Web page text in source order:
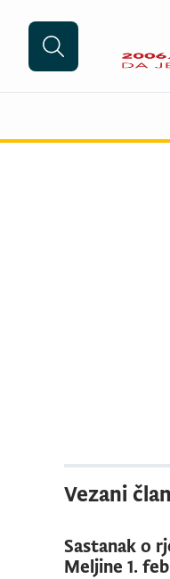
Vezani
Sastanak o
Meljine 1.